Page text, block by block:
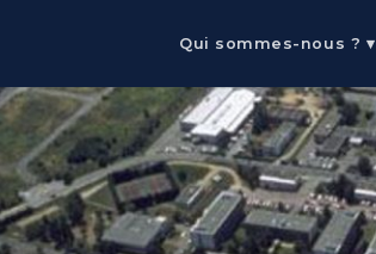
Qui sommes-nous ? ▾